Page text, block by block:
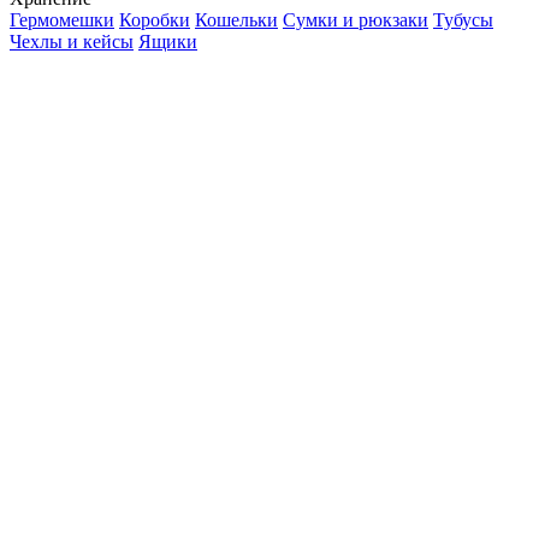
Гермомешки Коробки Кошельки Сумки и рюкзаки Тубусы
Чехлы и кейсы Ящики